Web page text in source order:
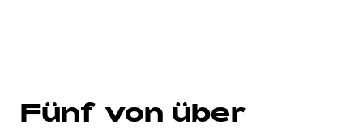
Fünf von über